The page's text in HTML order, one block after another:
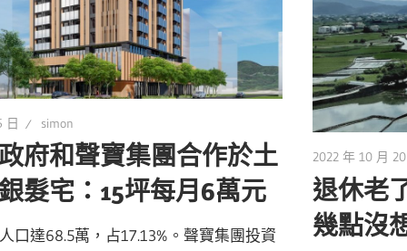
日 simon
府和聲寶集團合作於土
髮宅：15坪每月6萬元
口達68.5萬，占17.13%。聲寶集團投資
2022 年 10 月
退休老
幾點沒